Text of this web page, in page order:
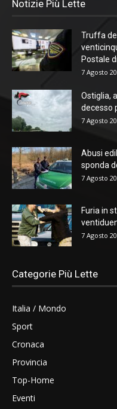
Notizie Più Lette
Truffa
Postale
7 Agosto
Ostiglia,
decesso
7 Agosto
Abusi
sponda
7 Agosto
Furia in
7 Agosto
Categorie Più Lette
Italia / Mondo
Sport
Cronaca
Provincia
Top-Home
Eventi